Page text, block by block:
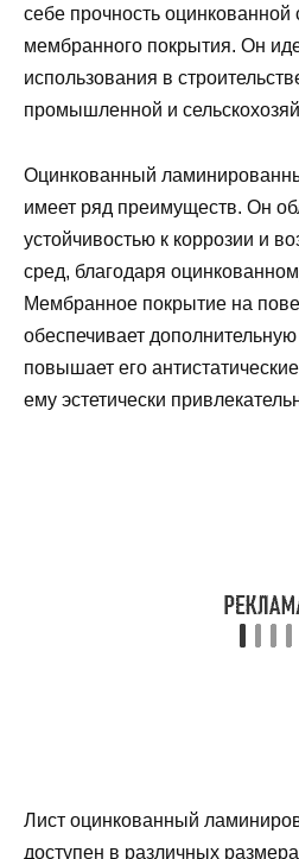
себе прочность оцинкованной
мембранного покрытия. Он
использования в
промышленной и
Оцинкованный
имеет ряд преимуществ. Он
устойчивостью к коррозии и
сред, благодаря
Мембранное покрытие на
обеспечивает
повышает его
ему эстетически
Лист оцинкованный
доступен в различных